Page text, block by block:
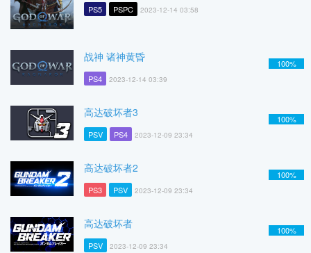
PS5 PSPC 2023-12-14 03:58
战神 诸神黄昏
PS4 2023-12-14 03:39
100%
高达破坏者3
PSV PS4 2023-12-09 23:34
100%
高达破坏者2
PS3 PSV 2023-12-09 23:34
100%
高达破坏者
PSV 2023-12-09 23:34
100%